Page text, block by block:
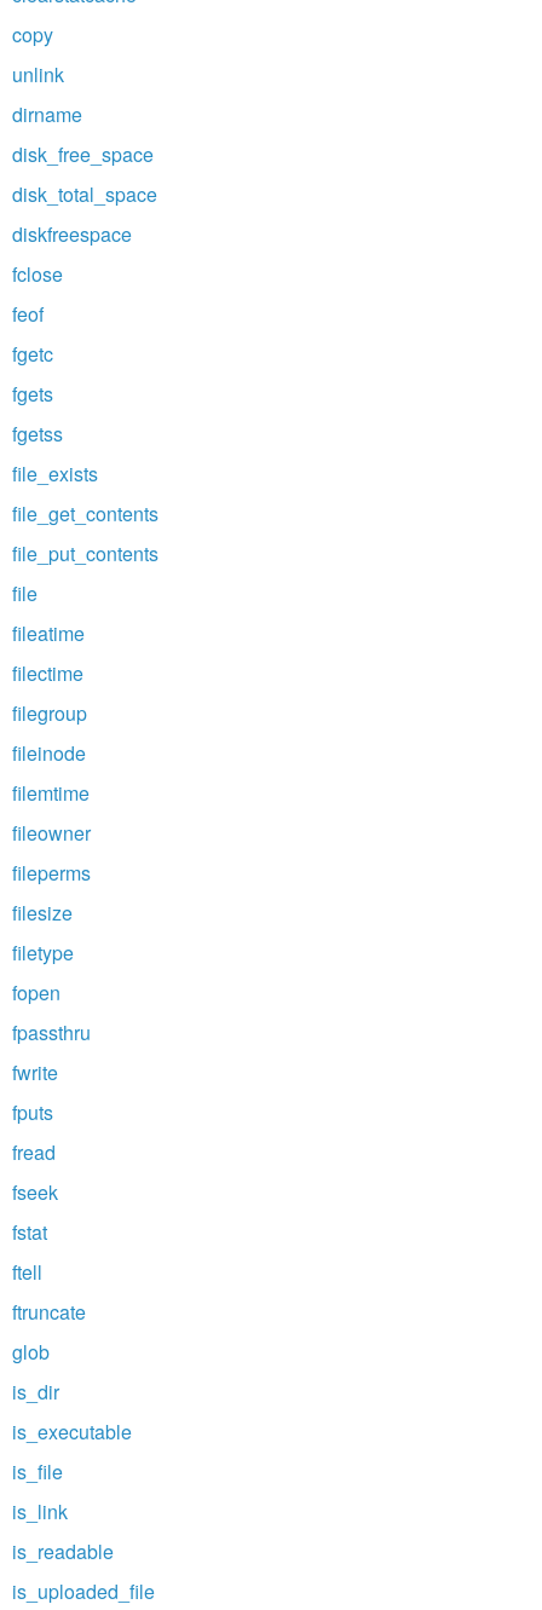
copy
unlink
dirname
disk_free_space
disk_total_space
diskfreespace
fclose
feof
fgetc
fgets
fgetss
file_exists
file_get_contents
file_put_contents
file
fileatime
filectime
filegroup
fileinode
filemtime
fileowner
fileperms
filesize
filetype
fopen
fpassthru
fwrite
fputs
fread
fseek
fstat
ftell
ftruncate
glob
is_dir
is_executable
is_file
is_link
is_readable
is_uploaded_file